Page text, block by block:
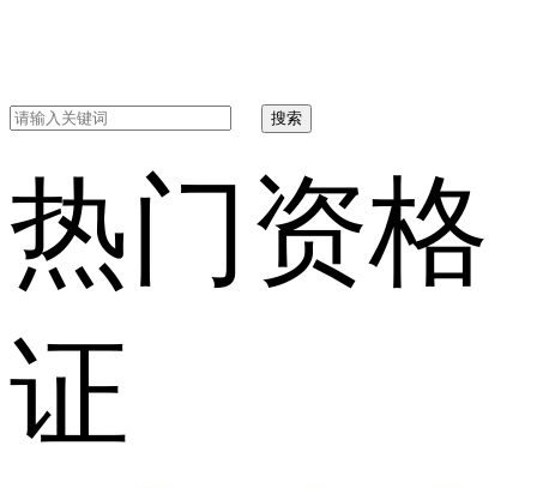
搜索
热门资格
证